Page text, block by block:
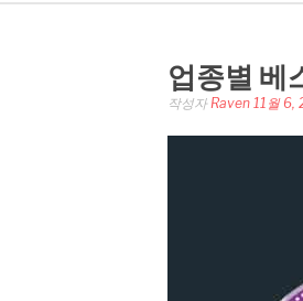
업종별 베
작성자 Raven 11월 6,